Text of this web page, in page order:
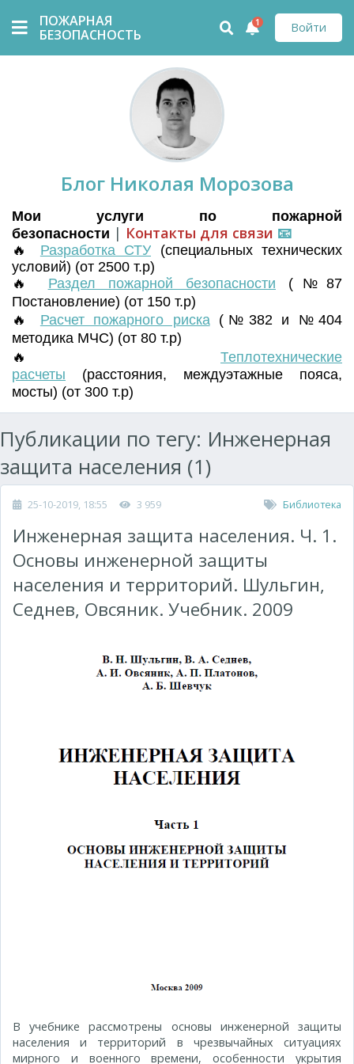
ПОЖАРНАЯ
БЕЗОПАСНОСТЬ
Войти
1
Блог Николая Морозова
Мои услуги по пожарной
безопасности | Контакты для связи 📧
🔥 Разработка СТУ (специальных технических
условий) (от 2500 т.р)
🔥 Раздел пожарной безопасности (№87
Постановление) (от 150 т.р)
🔥 Расчет пожарного риска(№382 и №404
методика МЧС) (от 80 т.р)
🔥 Теплотехнические
расчеты (расстояния, междуэтажные пояса,
мосты) (от 300 т.р)
Публикации по тегу: Инженерная
защита населения (1)
25-10-2019, 18:55 3 959 Библиотека
Инженерная защита населения. Ч. 1.
Основы инженерной защиты
населения и территорий. Шульгин,
Седнев, Овсяник. Учебник. 2009
В учебнике рассмотрены основы инженерной защиты
населения и территорий в чрезвычайных ситуациях
мирного и военного времени, особенности укрытия